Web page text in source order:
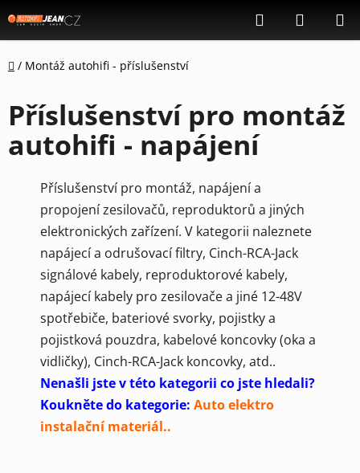
na
obsah
Hledat
KOŠÍK
Domů
/ Montáž autohifi - příslušenství
Příslušenství pro montáž
autohifi - napájení
Příslušenství pro montáž, napájení a
propojení zesilovačů, reproduktorů a jiných
elektronických zařízení. V kategorii naleznete
napájecí a odrušovací filtry, Cinch-RCA-Jack
signálové kabely, reproduktorové kabely,
napájecí kabely pro zesilovače a jiné 12-48V
spotřebiče, bateriové svorky, pojistky a
pojistková pouzdra, kabelové koncovky (oka a
vidličky), Cinch-RCA-Jack koncovky, atd..
Nenašli jste v této kategorii co jste hledali?
Koukněte do kategorie: Auto elektro
instalační materiál..